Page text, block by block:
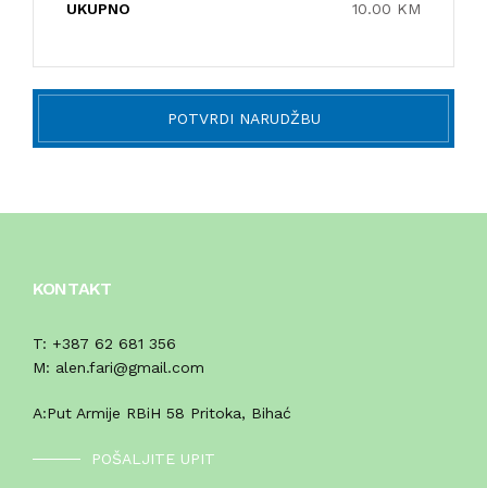
BUŠAČ ZEMLJE
ČEONE/STRIŽNE KOSAČICE
PRSKALICA LEĐNA
UKUPNO 10.00 KM
POTVRDI NARUDŽBU
KONTAKT
T: +387 62 681 356
M: alen.fari@gmail.com
A:Put Armije RBiH 58 Pritoka, Bihać
POŠALJITE UPIT